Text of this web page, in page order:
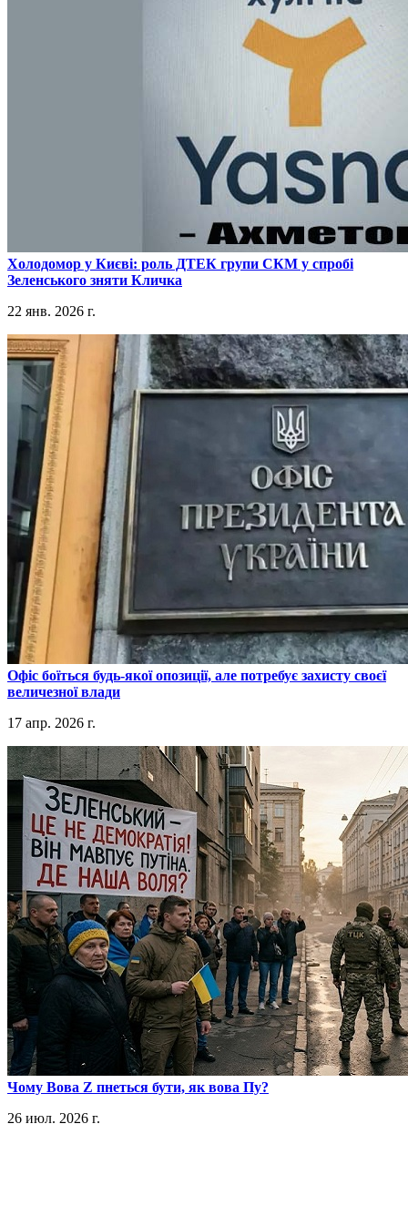
​Холодомор у Києві: роль ДТЕК групи СКМ у спробі
Зеленського зняти Кличка
22 янв. 2026 г.
​Офіс боїться будь-якої опозиції, але потребує захисту своєї
величезної влади
17 апр. 2026 г.
​Чому Вова Z пнеться бути, як вова Пу?
26 июл. 2026 г.